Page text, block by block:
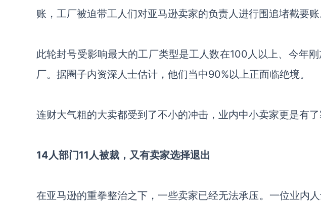
账，工厂被迫带工人们对亚马逊卖家的负责人进行围追堵截要账
此轮封号受影响最大的工厂类型是工人数在100人以上、今年
厂。据圈子内资深人士估计，他们当中90%以上正面临绝境。
连财大气粗的大卖都受到了不小的冲击，业内中小卖家更是有了
14人部门11人被裁，又有卖家选择退出
在亚马逊的重拳整治之下，一些卖家已经无法承压。一位业内